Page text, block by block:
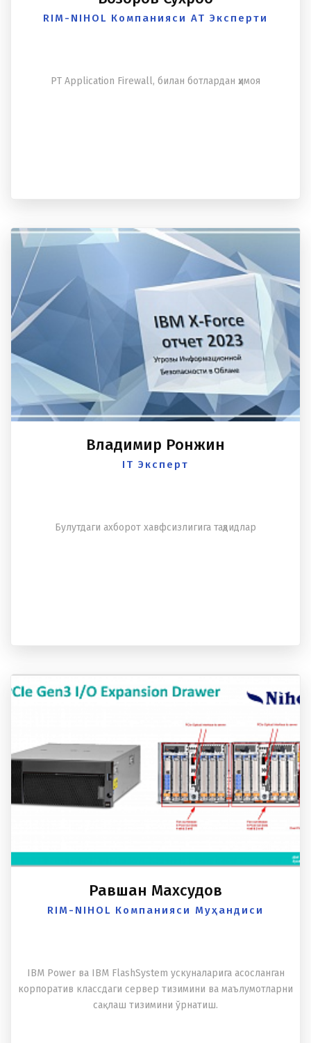
RIM-NIHOL Компанияси АТ Эксперти
PT Application Firewall, билан ботлардан ҳимоя
Владимир Ронжин
IT Эксперт
Булутдаги аxборот xавфсизлигига таҳдидлар
Равшан Махсудов
RIM-NIHOL Компанияси Муҳандиси
IBM Power ва IBM FlashSystem ускуналарига асосланган
корпоратив классдаги сервер тизимини ва маълумотларни
сақлаш тизимини ўрнатиш.